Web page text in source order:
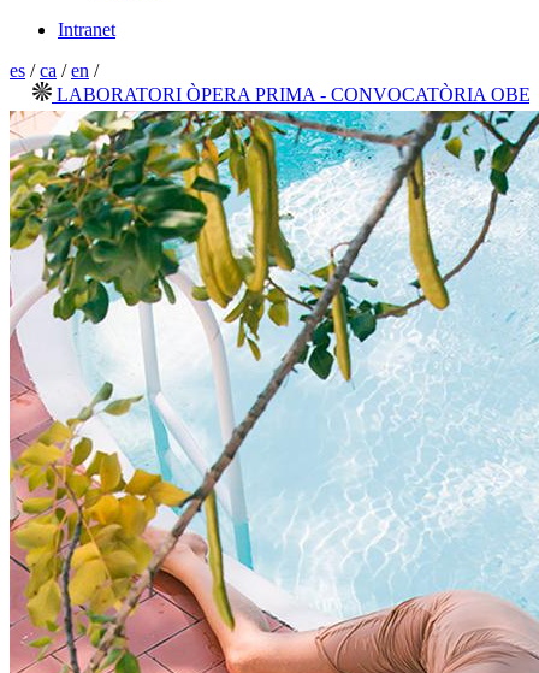
Intranet
es /ca /en /
LABORATORI ÒPERA PRIMA - CONVOCATÒRIA OBERTA